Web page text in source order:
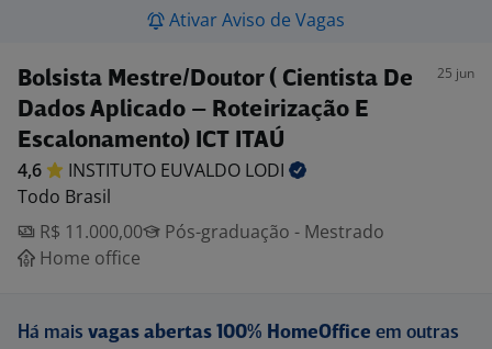
Ativar Aviso de Vagas
Bolsista Mestre/Doutor ( Cientista De
Dados Aplicado – Roteirização E
Escalonamento) ICT ITAÚ
25 jun
4,6 INSTITUTO EUVALDO LODI
Todo Brasil
R$ 11.000,00
Pós-graduação - Mestrado
Home office
Há mais vagas abertas 100% HomeOffice em outras